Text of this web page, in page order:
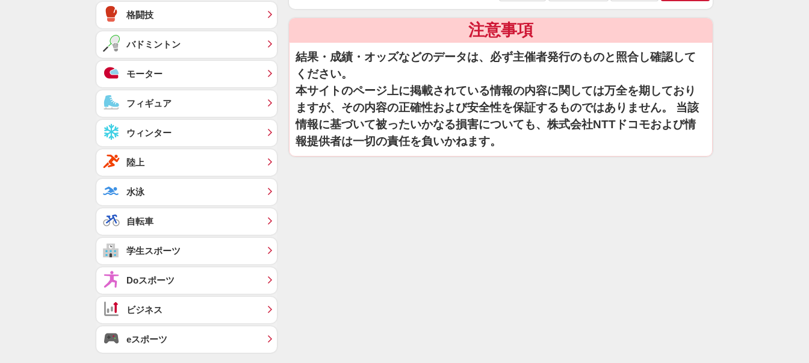
注意事項
結果・成績・オッズなどのデータは、必ず主催者発行のものと照合し確認して
ください。
本サイトのページ上に掲載されている情報の内容に関しては万全を期しており
ますが、その内容の正確性および安全性を保証するものではありません。 当該
情報に基づいて被ったいかなる損害についても、株式会社NTTドコモおよび情
報提供者は一切の責任を負いかねます。
格闘技
バドミントン
モーター
フィギュア
ウィンター
陸上
水泳
自転車
学生スポーツ
Doスポーツ
ビジネス
eスポーツ